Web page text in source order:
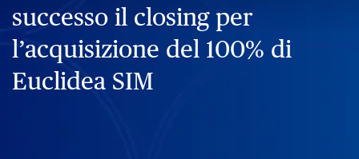
successo il closing per
l’acquisizione del 100% di
Euclidea SIM